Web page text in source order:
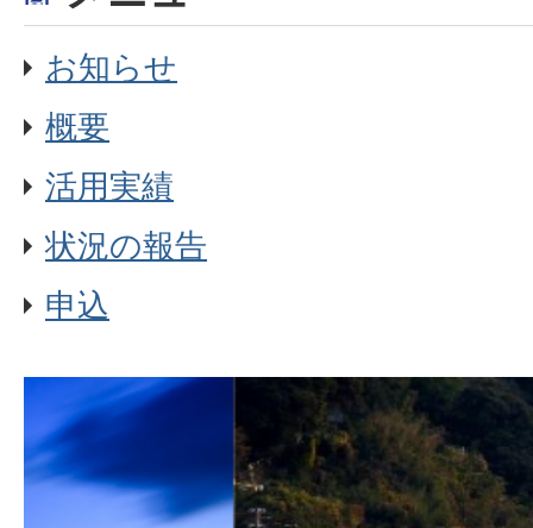
お知らせ
概要
活用実績
状況の報告
申込